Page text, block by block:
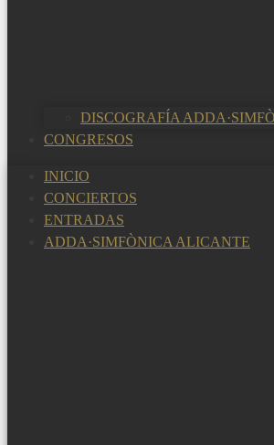
DISCOGRAFÍA
CONGRESOS
INICIO
CONCIERTOS
ENTRADAS
ADDA·SIMFÒNICA ALICANTE